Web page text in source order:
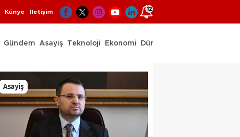
Künye İletişim 12
Gündem Asayiş Teknoloji Ekonomi Dünya
Asayiş